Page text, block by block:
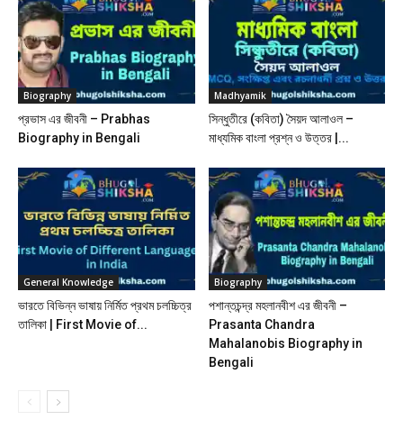
Biography
প্রভাস এর জীবনী – Prabhas
Biography in Bengali
Madhyamik
সিন্ধুতীরে (কবিতা) সৈয়দ আলাওল –
মাধ্যমিক বাংলা প্রশ্ন ও উত্তর |...
General Knowledge
ভারতে বিভিন্ন ভাষায় নির্মিত প্রথম চলচ্চিত্র
তালিকা | First Movie of...
Biography
পশান্তচন্দ্র মহলানবীশ এর জীবনী –
Prasanta Chandra
Mahalanobis Biography in
Bengali